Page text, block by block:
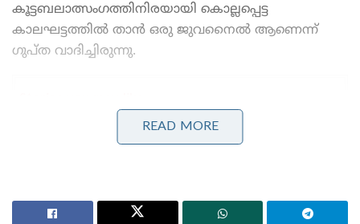
കൂട്ടബലാത്സംഗത്തിനിരയായി കൊല്ലപ്പെട്ട
കാലഘട്ടത്തിൽ താൻ ഒരു ജുവനൈൽ ആണെന്ന്
ഗുപ്ത വാദിച്ചിരുന്നു.
വിളിച്ചു, തലയോട്ടി തകർക്കാൻ നോക്കി’ ;
വാഹനത്തിന് നേരെ കല്ലേറുണ്ടായതിനെ രൂക്ഷമായി
READ MORE